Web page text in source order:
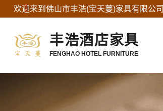
欢迎来到 佛山市丰浩(宝天蔓)家具有限公司
丰浩酒店家具
FENGHAO HOTEL FURNITURE